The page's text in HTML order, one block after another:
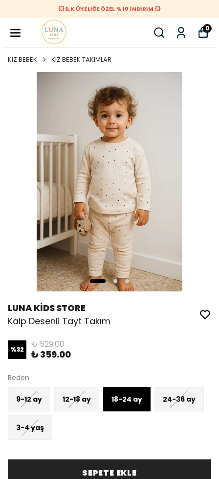
💥 İLK ÜYELİĞE ÖZEL %10 İNDİRİM 💥
0
KIZ BEBEK KIZ BEBEK TAKIMLAR
LUNA KİDS STORE
Kalp Desenli Tayt Takım
%32 ₺ 529.00
₺ 359.00
Beden
9-12 ay 12-18 ay 18-24 ay 24-36 ay
3-4 yaş
SEPETE EKLE